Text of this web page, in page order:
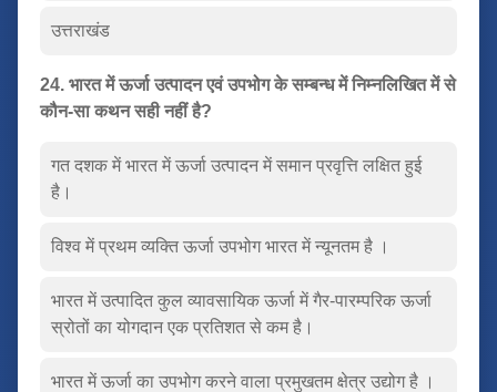
उत्तराखंड
24. भारत में ऊर्जा उत्पादन एवं उपभोग के सम्बन्ध में निम्नलिखित में से
कौन-सा कथन सही नहीं है?
गत दशक में भारत में ऊर्जा उत्पादन में समान प्रवृत्ति लक्षित हुई
है।
विश्व में प्रथम व्यक्ति ऊर्जा उपभोग भारत में न्यूनतम है ।
भारत में उत्पादित कुल व्यावसायिक ऊर्जा में गैर-पारम्परिक ऊर्जा
स्रोतों का योगदान एक प्रतिशत से कम है।
भारत में ऊर्जा का उपभोग करने वाला प्रमुखतम क्षेत्र उद्योग है ।